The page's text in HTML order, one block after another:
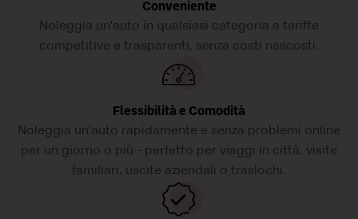
Conveniente
Noleggia un'auto in qualsiasi categoria a tariffe
competitive e trasparenti, senza costi nascosti.
Flessibilità e Comodità
Noleggia un'auto rapidamente e senza problemi online
per un giorno o più - perfetto per viaggi in città, visite
familiari, uscite aziendali o traslochi.